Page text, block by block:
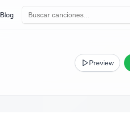
Blog
Preview